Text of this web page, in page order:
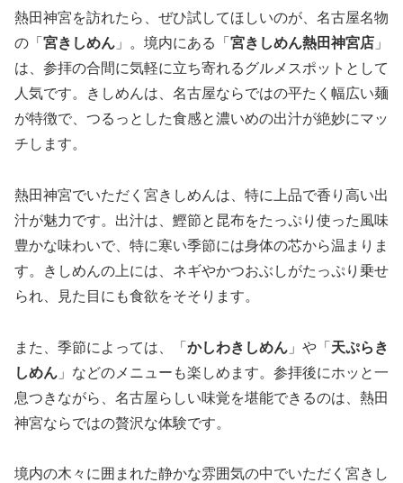
熱田神宮を訪れたら、ぜひ試してほしいのが、名古屋名物
の「 宮きしめん 」。境内にある「 宮きしめん熱田神宮店 」
は、参拝の合間に気軽に立ち寄れるグルメスポットとして
人気です。きしめんは、名古屋ならではの平たく幅広い麺
が特徴で、つるっとした食感と濃いめの出汁が絶妙にマッ
チします。
熱田神宮でいただく宮きしめんは、特に上品で香り高い出
汁が魅力です。出汁は、鰹節と昆布をたっぷり使った風味
豊かな味わいで、特に寒い季節には身体の芯から温まりま
す。きしめんの上には、ネギやかつおぶしがたっぷり乗せ
られ、見た目にも食欲をそそります。
また、季節によっては、「 かしわきしめん 」や「 天ぷらき
しめん 」などのメニューも楽しめます。参拝後にホッと一
息つきながら、名古屋らしい味覚を堪能できるのは、熱田
神宮ならではの贅沢な体験です。
境内の木々に囲まれた静かな雰囲気の中でいただく宮きし